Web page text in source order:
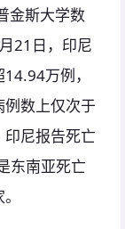
金斯大学数
21日，印尼
万例，
数上仅次于
尼报告死亡
东南亚死亡